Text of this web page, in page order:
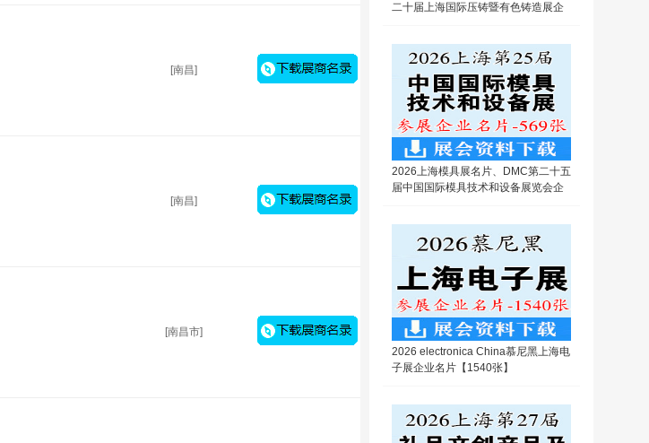
[南昌]
[南昌]
[南昌市]
二十届上海国际压铸暨有色铸造展企
2026上海模具展名片、DMC第二十五
届中国国际模具技术和设备展览会企
2026 electronica China慕尼黑上海电
子展企业名片【1540张】